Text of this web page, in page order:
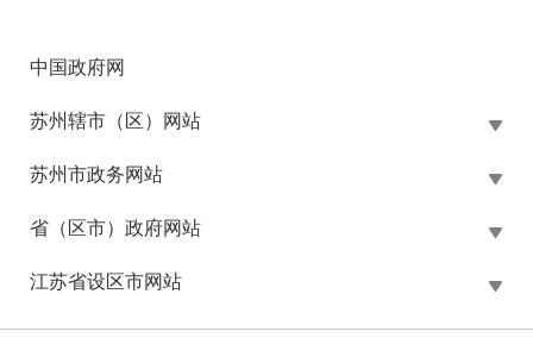
中国政府网
苏州辖市（区）网站
苏州市政务网站
省（区市）政府网站
江苏省设区市网站